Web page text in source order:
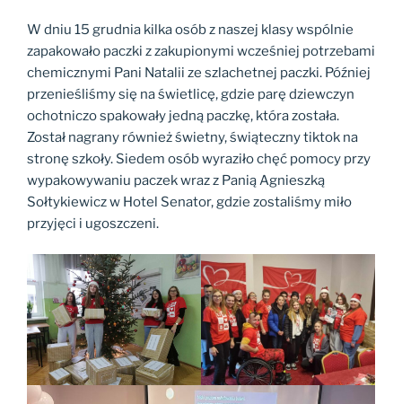
W dniu 15 grudnia kilka osób z naszej klasy wspólnie
zapakowało paczki z zakupionymi wcześniej potrzebami
chemicznymi Pani Natalii ze szlachetnej paczki. Później
przenieśliśmy się na świetlicę, gdzie parę dziewczyn
ochotniczo spakowały jedną paczkę, która została.
Został nagrany również świetny, świąteczny tiktok na
stronę szkoły. Siedem osób wyraziło chęć pomocy przy
wypakowywaniu paczek wraz z Panią Agnieszką
Sołtykiewicz w Hotel Senator, gdzie zostaliśmy miło
przyjęci i ugoszczeni.